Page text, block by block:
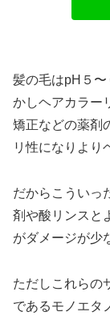
髪の毛はpH５
かしヘアカラー
矯正などの薬剤
リ性になりより
だからこういっ
剤や酸リンスと
がダメージが少
ただしこれらの
であるモノエタ